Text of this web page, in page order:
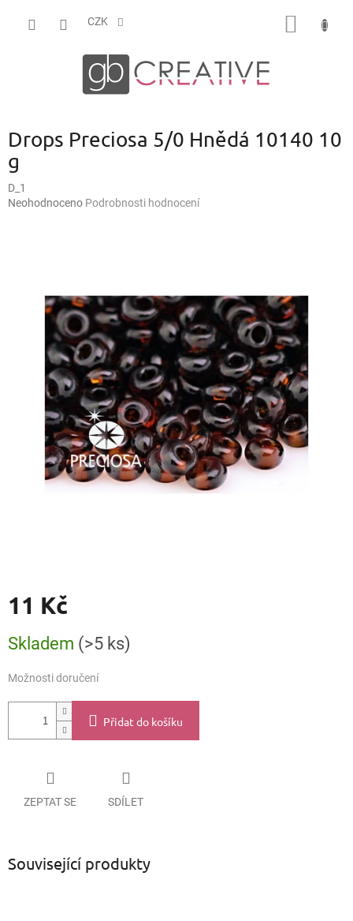
CZK
Drops Preciosa 5/0 Hnědá 10140 10
g
D_1
Průměrné
hvězdiček.
Neohodnoceno Podrobnosti hodnocení
11 Kč
cena:
Skladem (>5 ks)
Možnosti doručení
Přidat do košíku
ZEPTAT SE SDÍLET
Související produkty